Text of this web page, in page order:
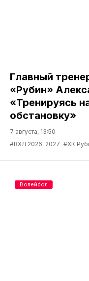
Главный
«Рубин»
«Тренируясь
обстановку»
7 августа, 13:50
#ВХЛ 2026-2027 #ХК
Волейбол